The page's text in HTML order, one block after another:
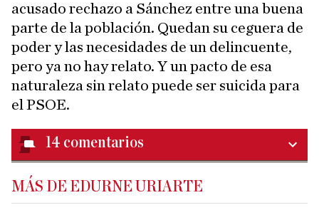
acusado rechazo a Sánchez entre una buena
parte de la población. Quedan su ceguera de
poder y las necesidades de un delincuente,
pero ya no hay relato. Y un pacto de esa
naturaleza sin relato puede ser suicida para
el PSOE.
14 comentarios
MÁS DE EDURNE URIARTE